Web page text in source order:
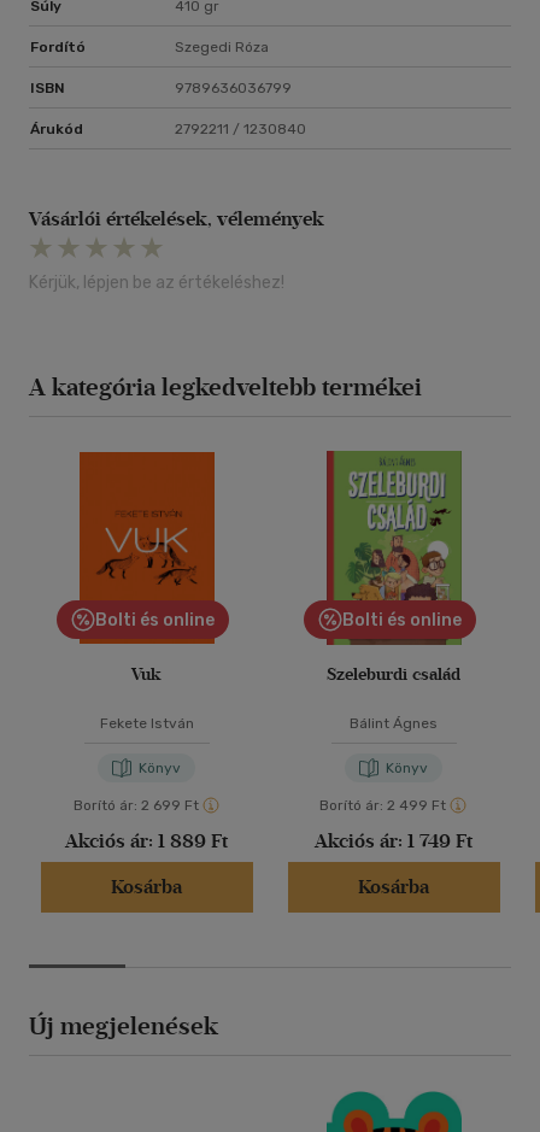
Súly 410 gr
Fordító Szegedi Róza
ISBN 9789636036799
Árukód 2792211 / 1230840
Vásárlói értékelések, vélemények
Kérjük, lépjen be az értékeléshez!
A kategória legkedveltebb termékei
Bolti és online
Vuk
Fekete István
Könyv
Borító ár: 2 699 Ft
Akciós ár: 1 889 Ft
Kosárba
Bolti és online
Szeleburdi család
Bálint Ágnes
Könyv
Borító ár: 2 499 Ft
Akciós ár: 1 749 Ft
Kosárba
Új megjelenések